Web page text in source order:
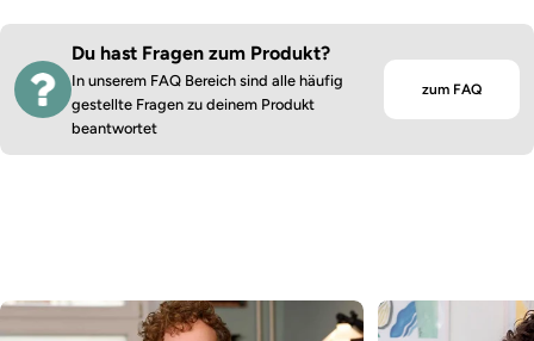
Du hast Fragen zum Produkt?
In unserem FAQ Bereich sind alle häufig
gestellte Fragen zu deinem Produkt
beantwortet
zum FAQ